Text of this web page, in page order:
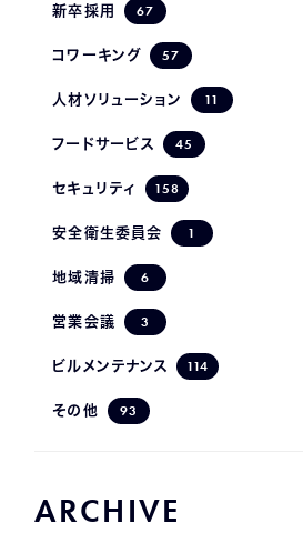
新卒採用 67
コワーキング 57
人材ソリューション 11
フードサービス 45
セキュリティ 158
安全衛生委員会 1
地域清掃 6
営業会議 3
ビルメンテナンス 114
その他 93
ARCHIVE